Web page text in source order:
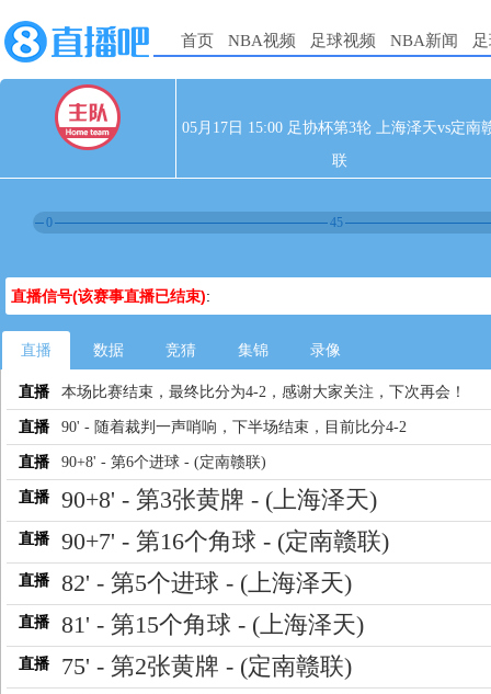
首页 NBA视频 足球视频 NBA新闻
05月17日 15:00 足协杯第3轮 上海泽天vs定南
联
0 45
直播信号(该赛事直播已结束):
直播 数据 竞猜 集锦 录像
直播 本场比赛结束，最终比分为4-2，感谢大家关注，下次再会！
直播 90' - 随着裁判一声哨响，下半场结束，目前比分4-2
直播 90+8' - 第6个进球 - (定南赣联)
直播 90+8' - 第3张黄牌 - (上海泽天)
直播 90+7' - 第16个角球 - (定南赣联)
直播 82' - 第5个进球 - (上海泽天)
直播 81' - 第15个角球 - (上海泽天)
直播 75' - 第2张黄牌 - (定南赣联)